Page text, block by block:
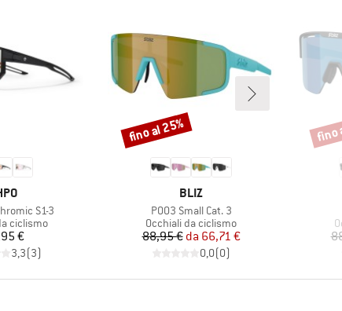
S1-3
prodotti
ciclismo
Prezzo
€
3,3(3)
MARCHIO
BLIZ
Articolo
P003 Small Cat. 3
Gruppo di prodotti
Occhiali da ciclismo
Prezzo
88,95 € Prezzo ridotto
da 66,71 €
0,0(0)
Sconto
fino al 25% fino